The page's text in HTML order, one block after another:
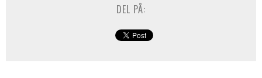
DEL PÅ: